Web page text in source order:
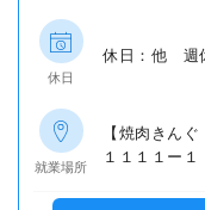
休日
休日：他 週
就業場所
【焼肉きん
１１１１ー